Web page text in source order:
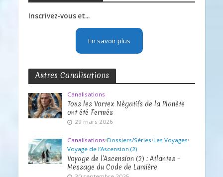
Inscrivez-vous et...
En savoir plus
Autres Canalisations
Canalisations
Tous les Vortex Négatifs de la Planète
ont été Fermés
29 mars 2026
Canalisations•Dossiers/Séries•Les Voyages•
Voyage de l’Ascension (2)
Voyage de l’Ascension (2) : Atlantes –
Message du Code de Lumière